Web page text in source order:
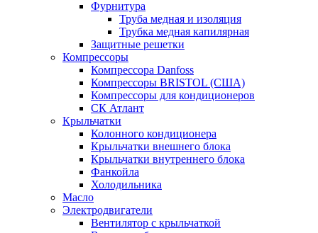
Фурнитура
Труба медная и изоляция
Трубка медная капилярная
Защитные решетки
Компрессоры
Компрессора Danfoss
Компрессоры BRISTOL (США)
Компрессоры для кондиционеров
СК Атлант
Крыльчатки
Колонного кондиционера
Крыльчатки внешнего блока
Крыльчатки внутреннего блока
Фанкойла
Холодильника
Масло
Электродвигатели
Вентилятор с крыльчаткой